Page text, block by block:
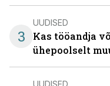
3
UUDISED
Kas tööandja
ühepoolselt
UUDISED